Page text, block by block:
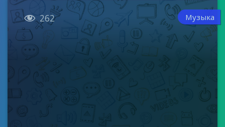
 262 Музыка